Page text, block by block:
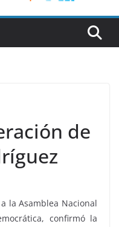
de
la Asamblea Nacional
confirmó la